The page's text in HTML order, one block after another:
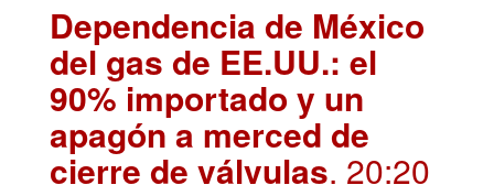
Dependencia de México
del gas de EE.UU.: el
90% importado y un
apagón a merced de
cierre de válvulas. 20:20